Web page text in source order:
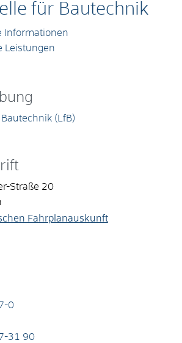
für Bautechnik
Informationen
Leistungen
(LfB)
Straße 20
Fahrplanauskunft
0
31 90